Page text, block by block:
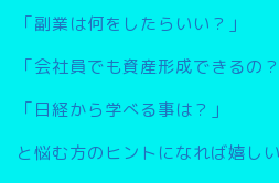
「副業は何をしたらいい？」
「会社員でも資産形成できるの？
「日経から学べる事は？」
と悩む方のヒントになれば嬉しい